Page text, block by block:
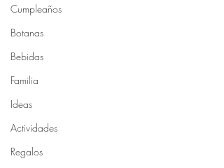
Cumpleaños
Botanas
Bebidas
Familia
Ideas
Actividades
Regalos